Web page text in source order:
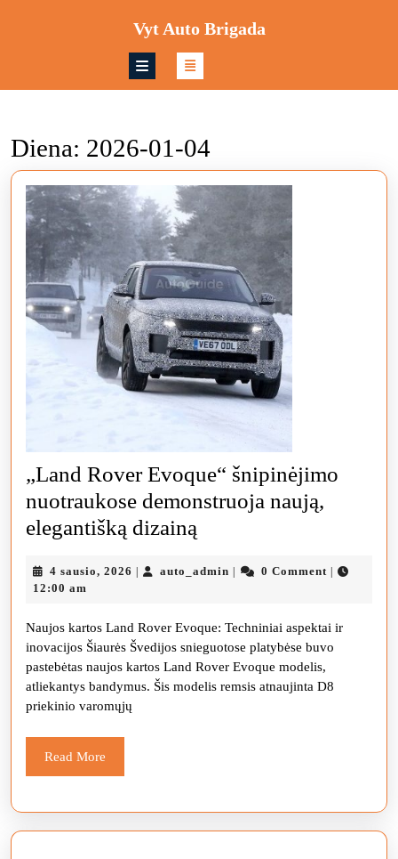
Vyt Auto Brigada
Diena: 2026-01-04
„Land Rover Evoque“ šnipinėjimo
nuotraukose demonstruoja naują,
elegantišką dizainą
Evoque“
nuotraukose
demonstruoja
naują,
4 sausio, 2026 4
auto_admin auto_admin
0 Comment
12:00 am
Naujos kartos Land Rover Evoque: Techniniai aspektai ir
inovacijos Šiaurės Švedijos snieguotose platybėse buvo
pastebėtas naujos kartos Land Rover Evoque modelis,
atliekantys bandymus. Šis modelis remsis atnaujinta D8
priekinio varomųjų
Read More
More